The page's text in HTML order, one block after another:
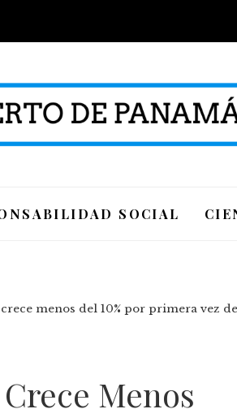
SOCIAL
menos del 10% por primera vez
Menos